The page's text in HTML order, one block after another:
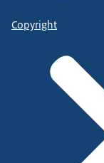
Copyright